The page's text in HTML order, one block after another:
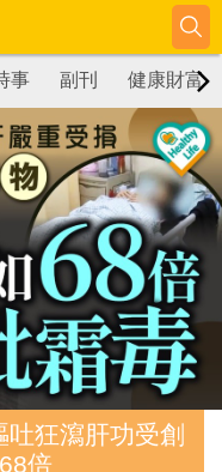
事 副刊 健康財富
狂瀉肝功受創
倍